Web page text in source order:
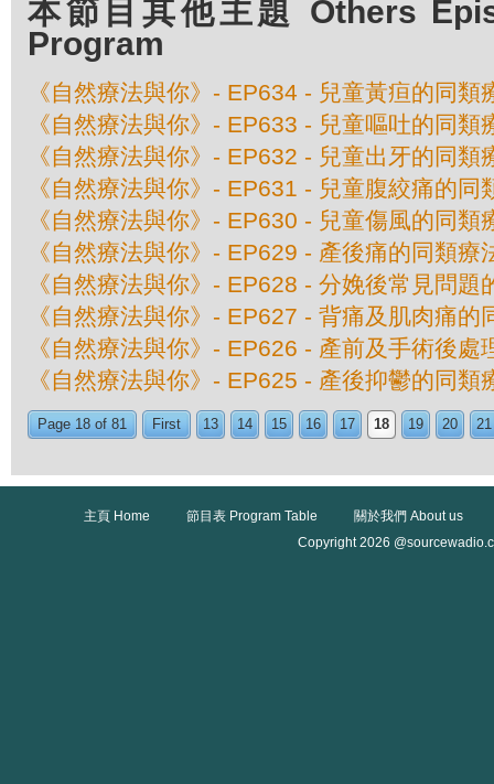
本節目其他主題 Others
Program
《自然療法與你》- EP634 - 兒童黃疸的同類
《自然療法與你》- EP633 - 兒童嘔吐的同類
《自然療法與你》- EP632 - 兒童出牙的同類
《自然療法與你》- EP631 - 兒童腹絞痛的同
《自然療法與你》- EP630 - 兒童傷風的同類
《自然療法與你》- EP629 - 產後痛的同類療
《自然療法與你》- EP628 - 分娩後常見問題
《自然療法與你》- EP627 - 背痛及肌肉痛的
《自然療法與你》- EP626 - 產前及手術後處
《自然療法與你》- EP625 - 產後抑鬱的同類
Page 18 of 81 First 13 14 15 16 17 18 19 20 21
主頁 Home 節目表 Program Table
關於我們 About us
Copyright 2026